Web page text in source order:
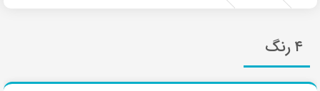
۴ رنگ